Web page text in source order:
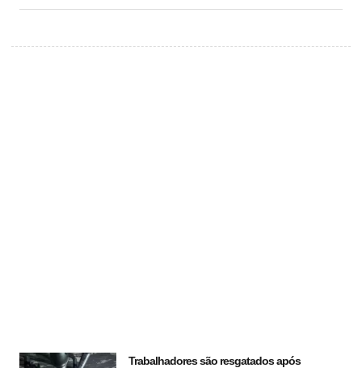
Trabalhadores são resgatados após